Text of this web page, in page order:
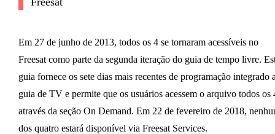
Em 27 de junho de 2013, todos os 4 se tornaram acessíveis no
Freesat como parte da segunda iteração do guia de tempo livre.
guia fornece os sete dias mais recentes de programação integrado
guia de TV e permite que os usuários acessem o arquivo todos os
através da seção On Demand. Em 22 de fevereiro de 2018,
dos quatro estará disponível via Freesat Services.